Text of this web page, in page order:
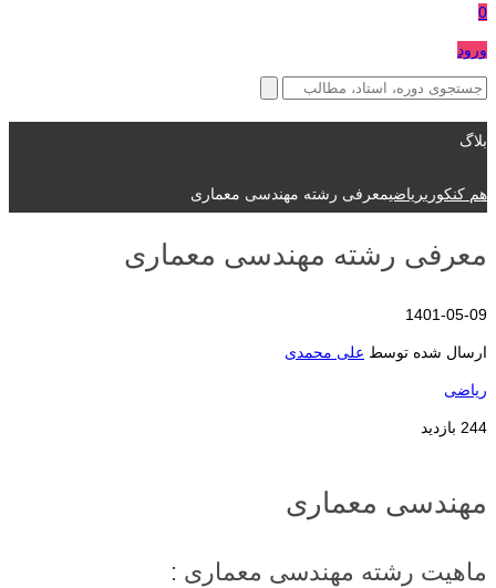
0
ورود
بلاگ
هم کنکوریریاضیمعرفی رشته مهندسی معماری
معرفی رشته مهندسی معماری
1401-05-09
ارسال شده توسط علی محمدی
ریاضی
244 بازدید
مهندسی معماری
ماهیت رشته مهندسی معماری :